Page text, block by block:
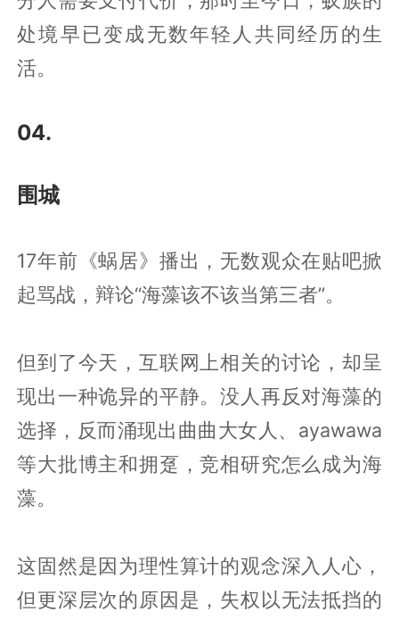
处境早已变成无数年轻人共同经历的生
活。
04.
围城
17年前《蜗居》播出，无数观众在贴吧掀
起骂战，辩论“海藻该不该当第三者”。
但到了今天，互联网上相关的讨论，却呈
现出一种诡异的平静。没人再反对海藻的
选择，反而涌现出曲曲大女人、ayawawa
等大批博主和拥趸，竞相研究怎么成为海
藻。
这固然是因为理性算计的观念深入人心，
但更深层次的原因是，失权以无法抵挡的